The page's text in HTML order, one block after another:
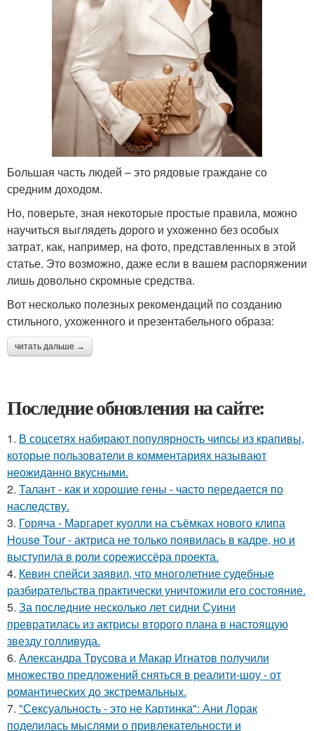
Большая часть людей – это рядовые граждане со
средним доходом.
Но, поверьте, зная некоторые простые правила, можно
научиться выглядеть дорого и ухоженно без особых
затрат, как, например, на фото, представленных в этой
статье. Это возможно, даже если в вашем распоряжении
лишь довольно скромные средства.
Вот несколько полезных рекомендаций по созданию
стильного, ухоженного и презентабельного образа:
читать дальше →
Последние обновления на сайте:
1. В соцсетях набирают популярность чипсы из крапивы,
которые пользователи в комментариях называют
неожиданно вкусными.
2. Талант - как и хорошие гены - часто передается по
наследству.
3. Горяча - Маргарет куолли на съёмках нового клипа
House Tour - актриса не только появилась в кадре, но и
выступила в роли сорежиссёра проекта.
4. Кевин спейси заявил, что многолетние судебные
разбирательства практически уничтожили его состояние.
5. За последние несколько лет сидни Суини
превратилась из актрисы второго плана в настоящую
звезду голливуда.
6. Александра Трусова и Макар Игнатов получили
множество предложений сняться в реалити-шоу - от
романтических до экстремальных.
7. "Сексуальность - это не Картинка": Ани Лорак
поделилась мыслями о привлекательности и